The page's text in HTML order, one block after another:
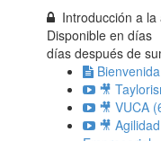
Introducción a
Disponible endías
días después de
Bienvenida
🎥
🎥 VUCA
🎥 Agilidad